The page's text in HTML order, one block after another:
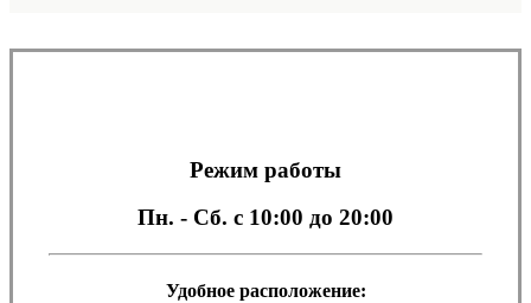
Режим работы
Пн. - Сб. с 10:00 до 20:00
Удобное расположение: